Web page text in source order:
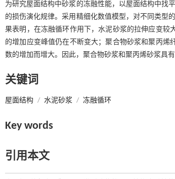
为研究屋面结构中砂浆的冻融性能，以屋面结构中找
的损伤演化规律。采用精细化数值模型，对不同类型
果表明，在冻融循环作用下，水泥砂浆的拉伸应变较
的增加应变峰值仍在不断变大；聚合物砂浆和聚丙
数的增加而增大。因此，聚合物砂浆和聚丙烯砂浆具有
关键词
屋面结构 / 水泥砂浆 / 冻融循环
Key words
引用本文